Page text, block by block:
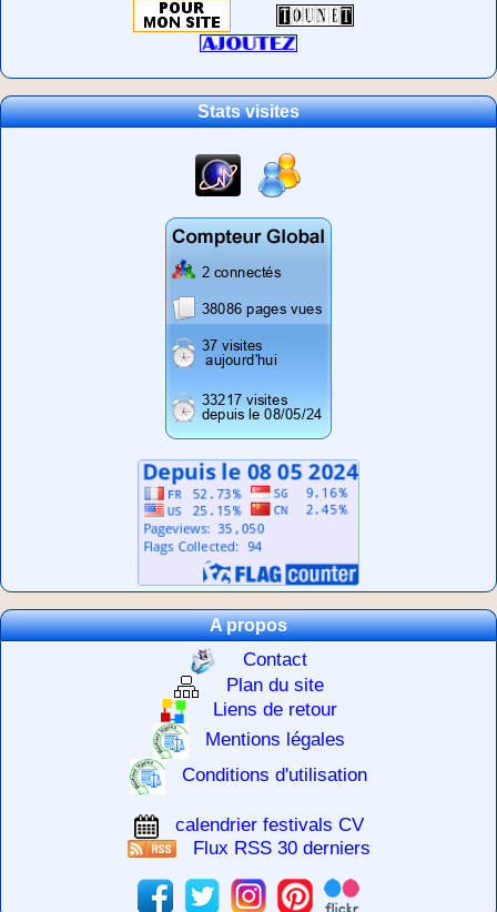
Stats visites
A propos
Contact
Plan du site
Liens de retour
Mentions légales
Conditions d'utilisation
calendrier festivals CV
Flux RSS 30 derniers